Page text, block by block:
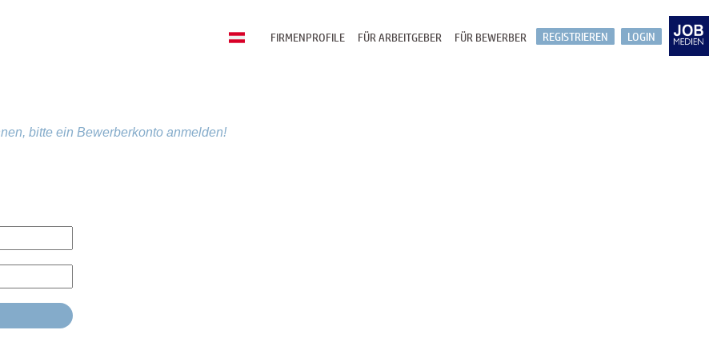
LOGIN
REGISTRIEREN
FÜR BEWERBER
FÜR ARBEITGEBER
FIRMENPROFILE
bitte ein Bewerberkonto anmelden!